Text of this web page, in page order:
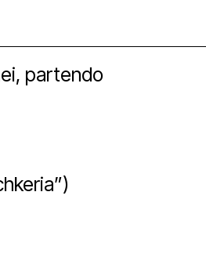
partendo